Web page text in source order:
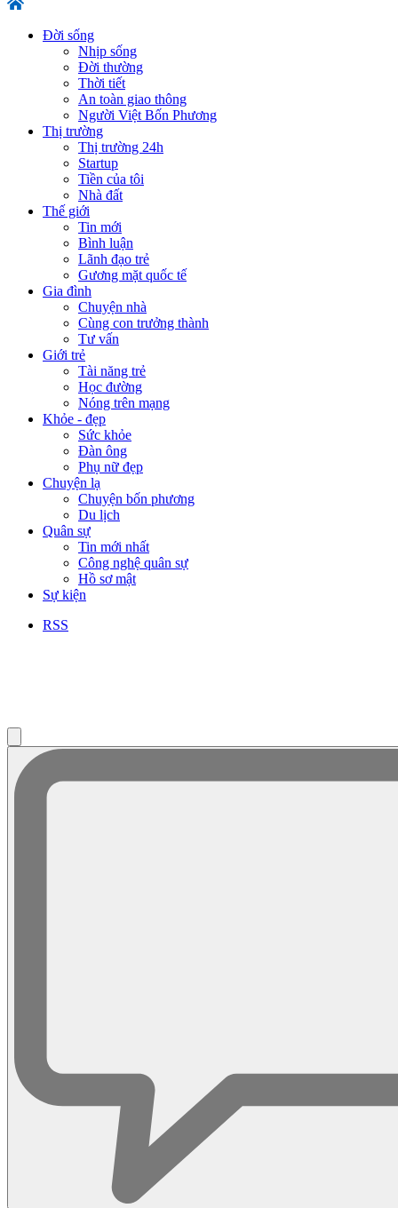
Đời sống
Nhịp sống
Đời thường
Thời tiết
An toàn giao thông
Người Việt Bốn Phương
Thị trường
Thị trường 24h
Startup
Tiền của tôi
Nhà đất
Thế giới
Tin mới
Bình luận
Lãnh đạo trẻ
Gương mặt quốc tế
Gia đình
Chuyện nhà
Cùng con trưởng thành
Tư vấn
Giới trẻ
Tài năng trẻ
Học đường
Nóng trên mạng
Khỏe - đẹp
Sức khỏe
Đàn ông
Phụ nữ đẹp
Chuyện lạ
Chuyện bốn phương
Du lịch
Quân sự
Tin mới nhất
Công nghệ quân sự
Hồ sơ mật
Sự kiện
RSS